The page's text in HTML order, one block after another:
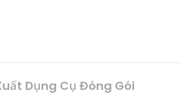
Dụng Cụ Đóng Gói